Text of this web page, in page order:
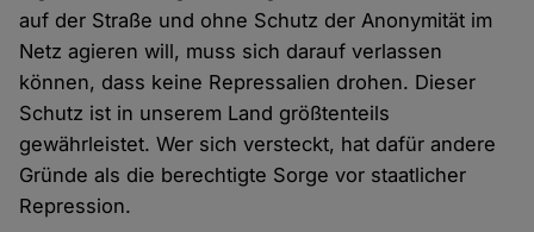
auf der Straße und ohne Schutz der Anonymität im
Netz agieren will, muss sich darauf verlassen
können, dass keine Repressalien drohen. Dieser
Schutz ist in unserem Land größtenteils
gewährleistet. Wer sich versteckt, hat dafür andere
Gründe als die berechtigte Sorge vor staatlicher
Repression.